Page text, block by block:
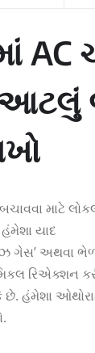
AC
માટે
યાદ
ગેસ’ અથવા
રિએક્શન
છે. હંમેશા